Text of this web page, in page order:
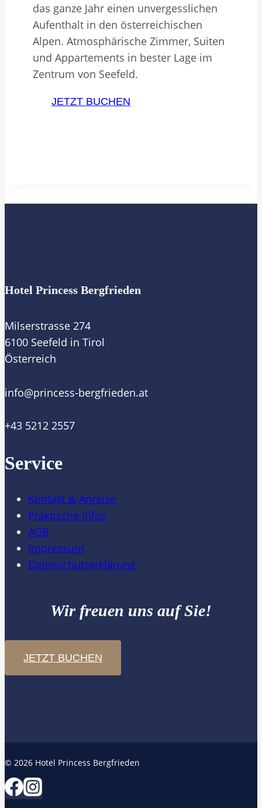
das ganze Jahr einen unvergesslichen
Aufenthalt in den österreichischen
Alpen. Atmosphärische Zimmer, Suiten
und Appartements in bester Lage im
Zentrum von Seefeld.
JETZT BUCHEN
Hotel Princess Bergfrieden
Milserstrasse 274
6100 Seefeld in Tirol
Österreich
ta.nedeirfgreb-ssecnirp
@ofni
+43 5212 2557
Service
Kontakt & Anreise
Praktische Infos
AGB
Impressum
Datenschutzerklärung
Wir freuen uns auf Sie!
JETZT BUCHEN
© 2026 Hotel Princess Bergfrieden